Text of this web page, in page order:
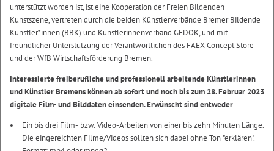
unterstützt worden ist, ist eine Kooperation der Freien Bildenden
Kunstszene, vertreten durch die beiden Künstlerverbände Bremer Bildende
Künstler*innen (BBK) und Künstlerinnenverband GEDOK, und mit
freundlicher Unterstützung der Verantwortlichen des FAEX Concept Store
und der WfB Wirtschaftsförderung Bremen.
Interessierte freiberufliche und professionell arbeitende Künstlerinnen
und Künstler Bremens können ab sofort und noch bis zum 28. Februar 2023
digitale Film- und Bilddaten einsenden. Erwünscht sind entweder
Ein bis drei Film- bzw. Video-Arbeiten von einer bis zehn Minuten Länge.
Die eingereichten Filme/Videos sollten sich dabei ohne Ton "erklären".